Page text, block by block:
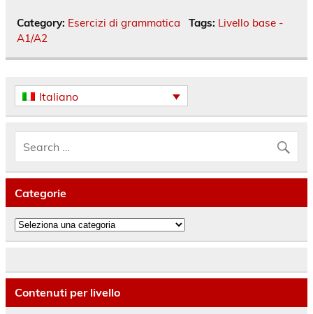
Category: Esercizi di grammatica Tags: Livello base -
A1/A2
Italiano
Categorie
Categorie
Contenuti per livello